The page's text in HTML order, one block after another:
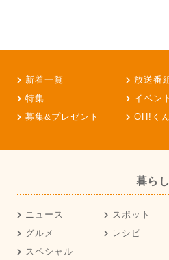
新着一覧 放送番
特集
イベント
募集&プレゼント
OH!くん
暮らし
ニュース スポット
グルメ
レシピ
スペシャル